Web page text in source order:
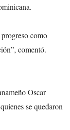
como
comentó.
Oscar
se quedaron